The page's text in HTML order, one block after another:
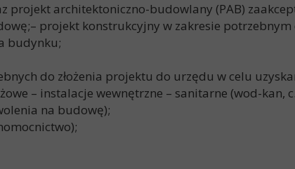
projekt architektoniczno-budowlany (PAB)
projekt konstrukcyjny w zakresie
budynku;
do złożenia projektu do urzędu w celu
– instalacje wewnętrzne – sanitarne (wod-kan,
na budowę);